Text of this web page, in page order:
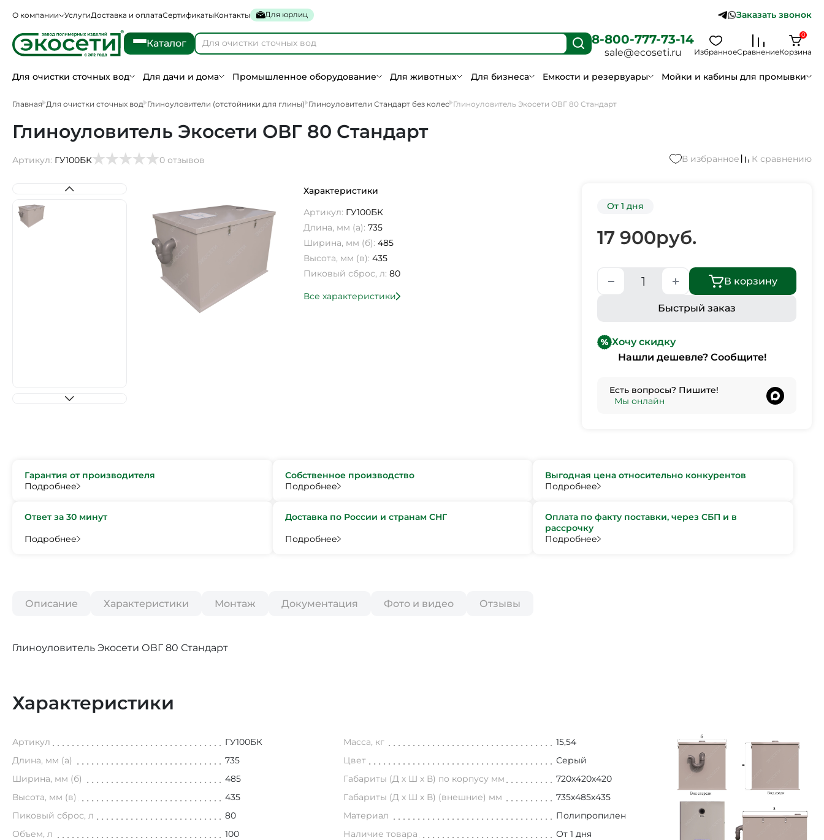
О компании УслугиДоставка и оплатаСертификатыКонтакты Для юрлиц Заказать звонок
Каталог 8-800-777-73-14
sale@ecoseti.ru ИзбранноеСравнениеКорзина
0
Для очистки сточных вод Для дачи и дома Промышленное оборудование Для животных Для бизнеса Емкости и резервуары Мойки и кабины для промывки
Главная Для очистки сточных вод Глиноуловители (отстойники для глины) Глиноуловители Стандарт без колес Глиноуловитель Экосети ОВГ 80 Стандарт
Глиноуловитель Экосети ОВГ 80 Стандарт
Артикул: ГУ100БК 0 отзывов В избранное К сравнению
Характеристики
Артикул: ГУ100БК
Длина, мм (а): 735
Ширина, мм (б): 485
Высота, мм (в): 435
Пиковый сброс, л: 80
Все характеристики
От 1 дня
17 900руб.
В корзину
Быстрый заказ
Хочу скидку
Нашли дешевле? Сообщите!
Есть вопросы? Пишите!
Мы онлайн
Гарантия от производителя
Подробнее
Собственное производство
Подробнее
Выгодная цена относительно конкурентов
Подробнее
Ответ за 30 минут
Подробнее
Доставка по России и странам СНГ
Подробнее
Оплата по факту поставки, через СБП и в
рассрочку
Подробнее
Описание Характеристики Монтаж Документация Фото и видео Отзывы
Глиноуловитель Экосети ОВГ 80 Стандарт
Характеристики
Артикул
ГУ100БК
Длина, мм (а)
735
Ширина, мм (б)
485
Высота, мм (в)
435
Пиковый сброс, л
80
Объем, л
100
Масса, кг
15,54
Цвет
Серый
Габариты (Д х Ш х В) по корпусу мм
720х420х420
Габариты (Д х Ш х В) (внешние) мм
735х485х435
Материал
Полипропилен
Наличие товара
От 1 дня